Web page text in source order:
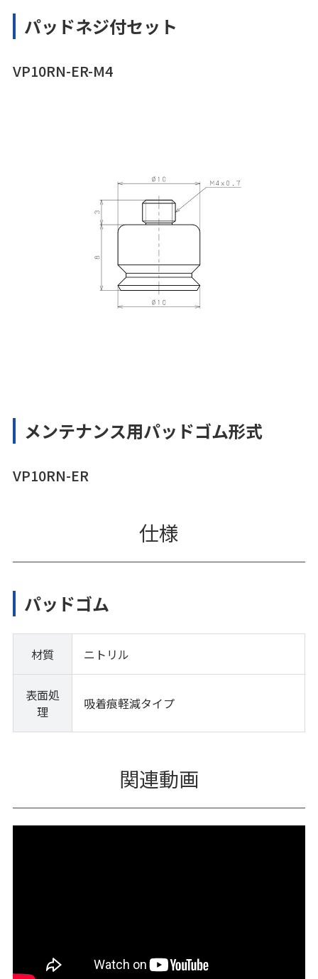
パッドネジ付セット
VP10RN-ER-M4
メンテナンス用パッドゴム形式
VP10RN-ER
仕様
パッドゴム
材質 ニトリル
表面処
理
吸着痕軽減タイプ
関連動画